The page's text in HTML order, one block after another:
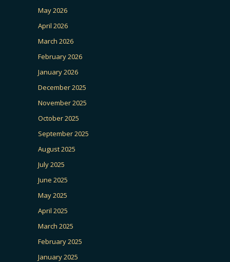
May 2026
April 2026
March 2026
February 2026
January 2026
December 2025
November 2025
October 2025
September 2025
August 2025
July 2025
June 2025
May 2025
April 2025
March 2025
February 2025
January 2025